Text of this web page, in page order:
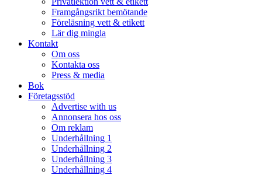
Framgångsrikt bemötande
Föreläsning vett & etikett
Lär dig mingla
Kontakt
Om oss
Kontakta oss
Press & media
Bok
Företagsstöd
Advertise with us
Annonsera hos oss
Om reklam
Underhållning 1
Underhållning 2
Underhållning 3
Underhållning 4